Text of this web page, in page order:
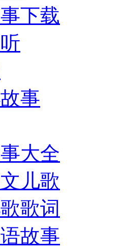
下载
事
大全
儿歌
歌词
故事